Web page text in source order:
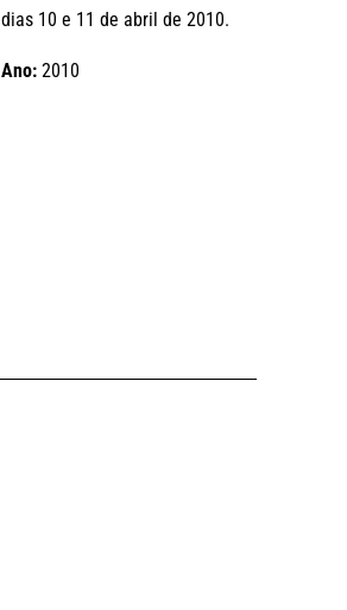
dias 10 e 11 de abril de 2010.
Ano: 2010